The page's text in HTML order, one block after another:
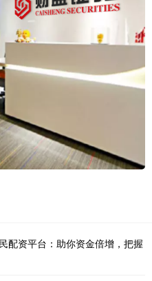
配资平台：助你资金倍增，把握